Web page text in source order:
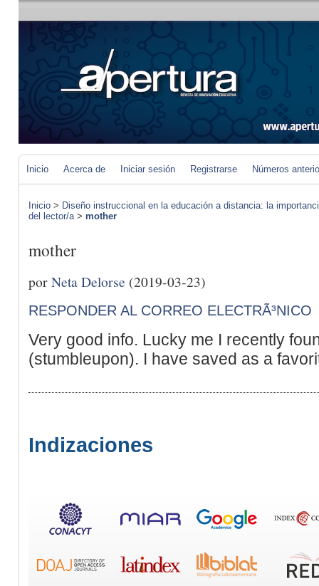
Inicio Acerca de Iniciar sesión Registrarse Números
Inicio > Diseño instruccional en la educación a distancia: la
del lector/a> mother
mother
porNeta Delorse (2019-03-23)
RESPONDER AL CORREO ELECTRÃ³NICO
Very good info. Lucky me I recently
(stumbleupon). I have saved as a
Indizaciones